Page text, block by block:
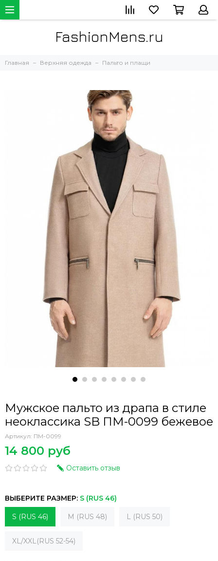
FashionMens.ru
Главная Верхняя одежда Пальто и плащи
Мужское пальто из драпа в стиле
неоклассика SB ПМ-0099 бежевое
Артикул: ПМ-0099
14 800 руб
Оставить отзыв
ВЫБЕРИТЕ РАЗМЕР: S (RUS 46)
S (RUS 46) M (RUS 48) L (RUS 50)
XL/XXL(RUS 52-54)